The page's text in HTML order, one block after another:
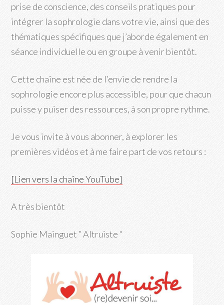
prise de conscience, des conseils pratiques pour
intégrer la sophrologie dans votre vie, ainsi que des
thématiques spécifiques que j’aborde également en
séance individuelle ou en groupe à venir bientôt.
Cette chaîne est née de l’envie de rendre la
sophrologie encore plus accessible, pour que chacun
puisse y puiser des ressources, à son propre rythme.
Je vous invite à vous abonner, à explorer les
premières vidéos et à me faire part de vos retours :
[Lien vers la chaîne YouTube]
A très bientôt
Sophie Mainguet ” Altruiste “